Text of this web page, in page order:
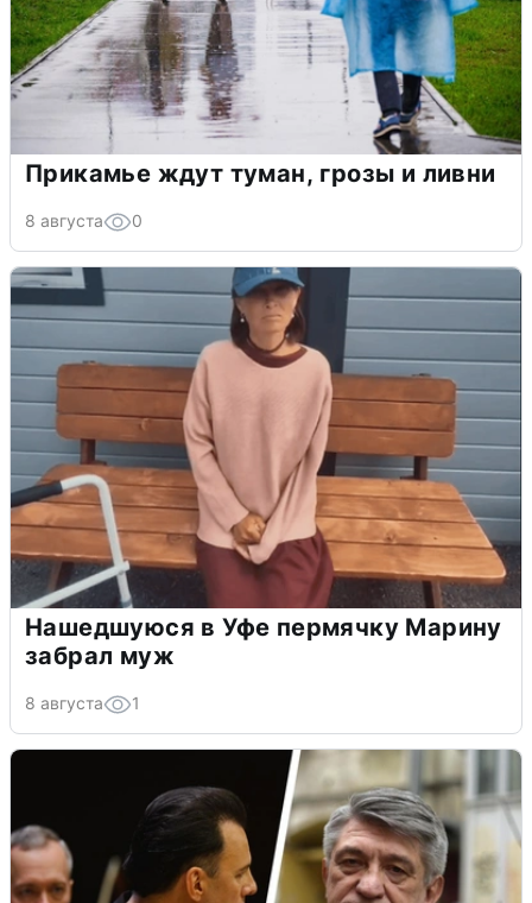
Прикамье ждут туман, грозы и ливни
8 августа 0
Нашедшуюся в Уфе пермячку Марину
забрал муж
8 августа 1